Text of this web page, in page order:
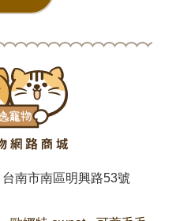
台南市南區明興路53號